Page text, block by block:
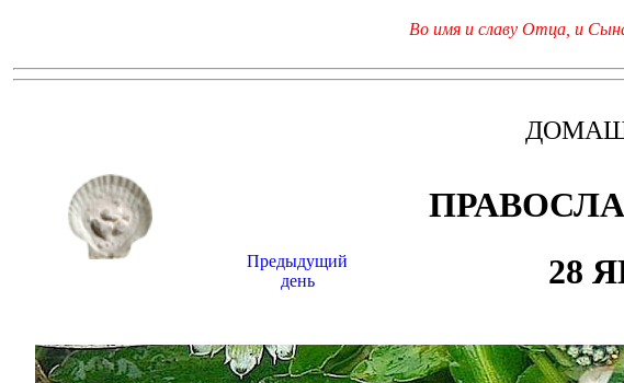
Во имя и славу Отца, и
Предыдущий
день
28